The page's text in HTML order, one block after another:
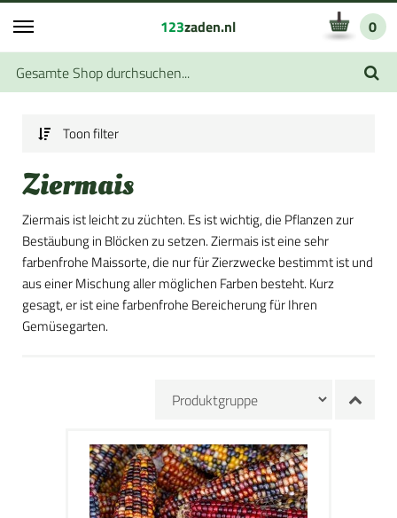
123zaden.nl 0
Toon filter
Ziermais
Ziermais ist leicht zu züchten. Es ist wichtig, die Pflanzen zur
Bestäubung in Blöcken zu setzen. Ziermais ist eine sehr
farbenfrohe Maissorte, die nur für Zierzwecke bestimmt ist und
aus einer Mischung aller möglichen Farben besteht. Kurz
gesagt, er ist eine farbenfrohe Bereicherung für Ihren
Gemüsegarten.